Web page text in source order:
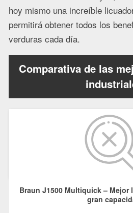
hoy mismo una increíble
permitirá obtener todos los
verduras cada día.
Comparativa de las
Braun J1500 Multiquick –
gran